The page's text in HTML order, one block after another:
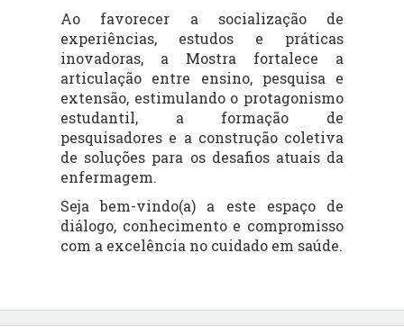
Ao favorecer a socialização de
experiências, estudos e práticas
inovadoras, a Mostra fortalece a
articulação entre ensino, pesquisa e
extensão, estimulando o protagonismo
estudantil, a formação de
pesquisadores e a construção coletiva
de soluções para os desafios atuais da
enfermagem.
Seja bem-vindo(a) a este espaço de
diálogo, conhecimento e compromisso
com a excelência no cuidado em saúde.